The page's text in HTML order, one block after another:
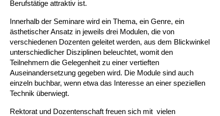
Berufstätige attraktiv ist.
Innerhalb der Seminare wird ein Thema, ein Genre, ein
ästhetischer Ansatz in jeweils drei Modulen, die von
verschiedenen Dozenten geleitet werden, aus dem Blickwinkel
unterschiedlicher Disziplinen beleuchtet, womit den
Teilnehmern die Gelegenheit zu einer vertieften
Auseinandersetzung gegeben wird. Die Module sind auch
einzeln buchbar, wenn etwa das Interesse an einer speziellen
Technik überwiegt.
Rektorat und Dozentenschaft freuen sich mit ­ vielen